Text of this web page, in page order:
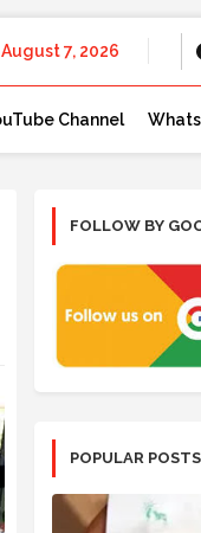
August 7, 2026
Channel
FOLLOW BY
POPULAR POSTS